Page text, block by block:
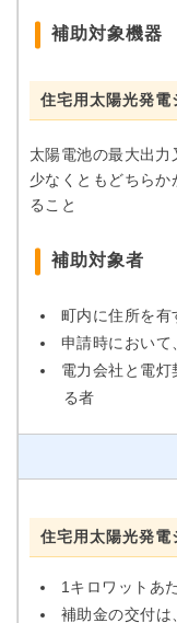
補助対象機器
住宅用太陽光発電
太陽電池の最大出
少なくともどちら
ること
補助対象者
町内に住所を有
申請時において
電力会社と電灯
る者
住宅用太陽光発電
1キロワットあ
補助金の交付は